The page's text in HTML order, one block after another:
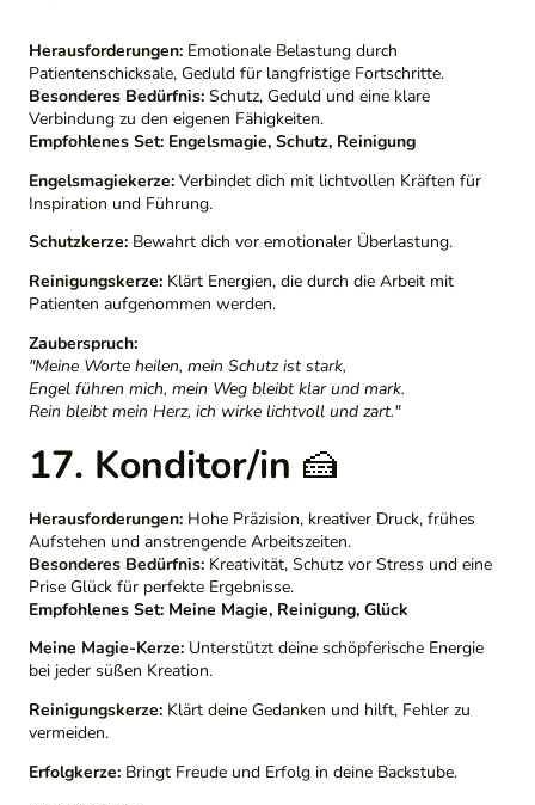
Herausforderungen: Emotionale Belastung durch
Patientenschicksale, Geduld für langfristige Fortschritte.
Besonderes Bedürfnis: Schutz, Geduld und eine klare
Verbindung zu den eigenen Fähigkeiten.
Empfohlenes Set: Engelsmagie, Schutz, Reinigung
Engelsmagiekerze: Verbindet dich mit lichtvollen Kräften für
Inspiration und Führung.
Schutzkerze: Bewahrt dich vor emotionaler Überlastung.
Reinigungskerze: Klärt Energien, die durch die Arbeit mit
Patienten aufgenommen werden.
Zauberspruch:
"Meine Worte heilen, mein Schutz ist stark,
Engel führen mich, mein Weg bleibt klar und mark.
Rein bleibt mein Herz, ich wirke lichtvoll und zart."
17. Konditor/in 🍰
Herausforderungen: Hohe Präzision, kreativer Druck, frühes
Aufstehen und anstrengende Arbeitszeiten.
Besonderes Bedürfnis: Kreativität, Schutz vor Stress und eine
Prise Glück für perfekte Ergebnisse.
Empfohlenes Set: Meine Magie, Reinigung, Glück
Meine Magie-Kerze: Unterstützt deine schöpferische Energie
bei jeder süßen Kreation.
Reinigungskerze: Klärt deine Gedanken und hilft, Fehler zu
vermeiden.
Erfolgkerze: Bringt Freude und Erfolg in deine Backstube.